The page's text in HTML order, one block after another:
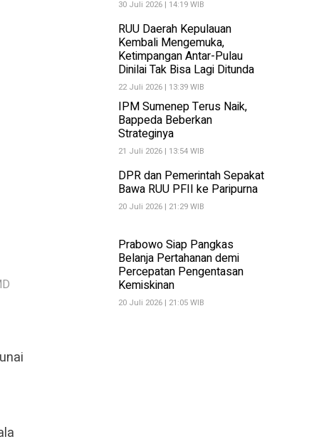
30 Juli 2026 | 14:19 WIB
RUU Daerah Kepulauan
Kembali Mengemuka,
Ketimpangan Antar-Pulau
Dinilai Tak Bisa Lagi Ditunda
22 Juli 2026 | 13:39 WIB
IPM Sumenep Terus Naik,
Bappeda Beberkan
Strateginya
21 Juli 2026 | 13:54 WIB
DPR dan Pemerintah Sepakat
Bawa RUU PFII ke Paripurna
20 Juli 2026 | 21:29 WIB
Prabowo Siap Pangkas
Belanja Pertahanan demi
Percepatan Pengentasan
Kemiskinan
20 Juli 2026 | 21:05 WIB